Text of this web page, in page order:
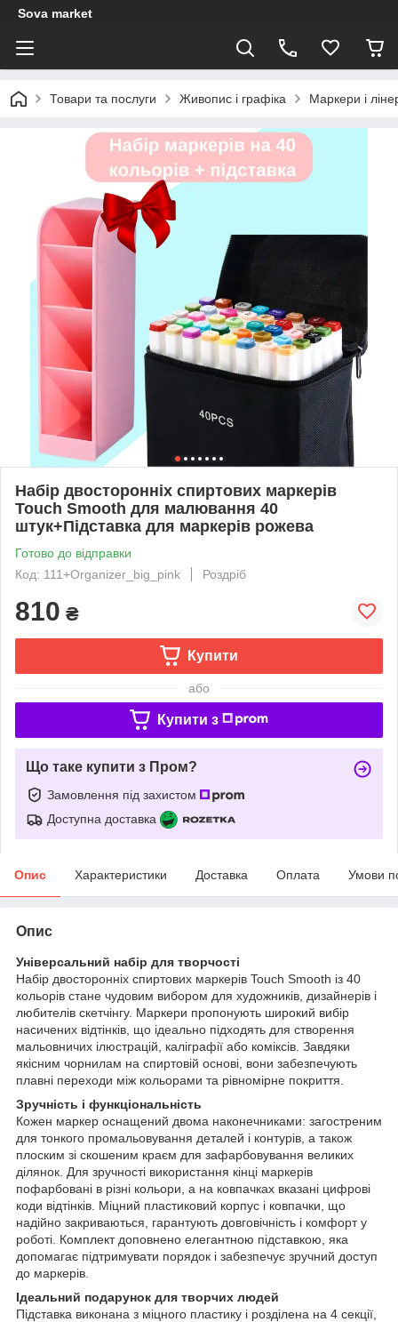
Sova market
Товари та послуги Живопис і графіка Маркери і
Набір двосторонніх спиртових маркерів
Touch Smooth для малювання 40
штук+Підставка для маркерів рожева
Готово до відправки
Код: 111+Organizer_big_pink
Роздріб
810 ₴
Купити
або
Купити з
Що таке купити з Пром?
Замовлення під захистом
Доступна доставка
Опис Характеристики Доставка Оплата Умови
Опис
Універсальний набір для творчості
Набір двосторонніх спиртових маркерів Touch Smooth із 40
кольорів стане чудовим вибором для художників, дизайнерів і
любителів скетчінгу. Маркери пропонують широкий вибір
насичених відтінків, що ідеально підходять для створення
мальовничих ілюстрацій, каліграфії або коміксів. Завдяки
якісним чорнилам на спиртовій основі, вони забезпечують
плавні переходи між кольорами та рівномірне покриття.
Зручність і функціональність
Кожен маркер оснащений двома наконечниками: загостреним
для тонкого промальовування деталей і контурів, а також
плоским зі скошеним краєм для зафарбовування великих
ділянок. Для зручності використання кінці маркерів
пофарбовані в різні кольори, а на ковпачках вказані цифрові
коди відтінків. Міцний пластиковий корпус і ковпачки, що
надійно закриваються, гарантують довговічність і комфорт у
роботі. Комплект доповнено елегантною підставкою, яка
допомагає підтримувати порядок і забезпечує зручний доступ
до маркерів.
Ідеальний подарунок для творчих людей
Підставка виконана з міцного пластику і розділена на 4 секції,